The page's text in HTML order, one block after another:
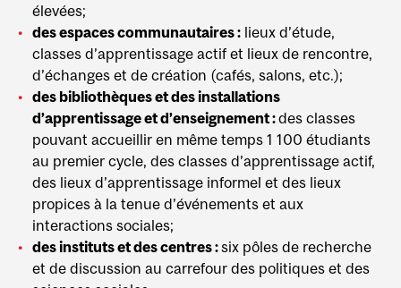
élevées;
des espaces communautaires : lieux d’étude,
classes d’apprentissage actif et lieux de rencontre,
d’échanges et de création (cafés, salons, etc.);
des bibliothèques et des installations
d’apprentissage et d’enseignement :des classes
pouvant accueillir en même temps 1 100 étudiants
au premier cycle, des classes d’apprentissage actif,
des lieux d’apprentissage informel et des lieux
propices à la tenue d’événements et aux
interactions sociales;
des instituts et des centres :six pôles de recherche
et de discussion au carrefour des politiques et des